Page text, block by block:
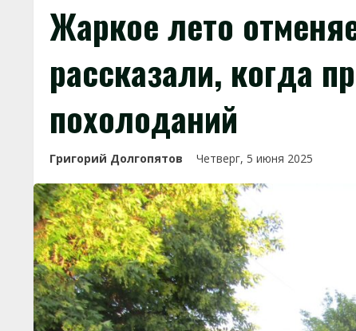
Жаркое лето
рассказали, когда
похолоданий
Григорий Долгопятов Четверг, 5 июня 2025